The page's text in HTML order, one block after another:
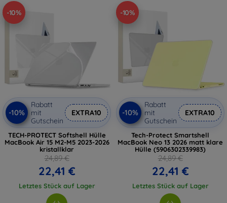
-10%
-10%
Rabatt
mit
Gutschein
EXTRA10
TECH-PROTECT Softshell Hülle
MacBook Air 15 M2-M5 2023-2026
kristallklar
24,89 €
22,41 €
Letztes Stück auf Lager
-10%
-10%
Rabatt
mit
Gutschein
EXTRA10
Tech-Protect Smartshell
MacBook Neo 13 2026 matt klare
Hülle (5906302339983)
24,89 €
22,41 €
Letztes Stück auf Lager